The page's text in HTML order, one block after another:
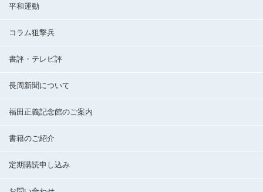
平和運動
コラム狙撃兵
書評・テレビ評
長周新聞について
福田正義記念館のご案内
書籍のご紹介
定期購読申し込み